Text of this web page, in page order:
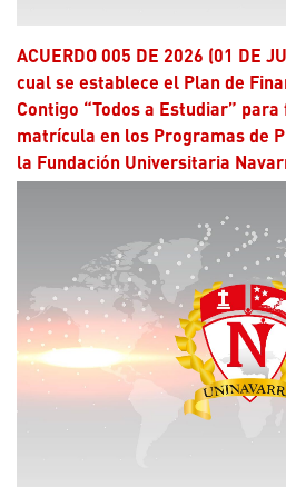
ACUERDO 005 DE 2026 (01 DE JULIO) “Por medio del
cual se establece el Plan de
Contigo “Todos a Estudiar”
matrícula en los Programas de
la Fundación Universitaria